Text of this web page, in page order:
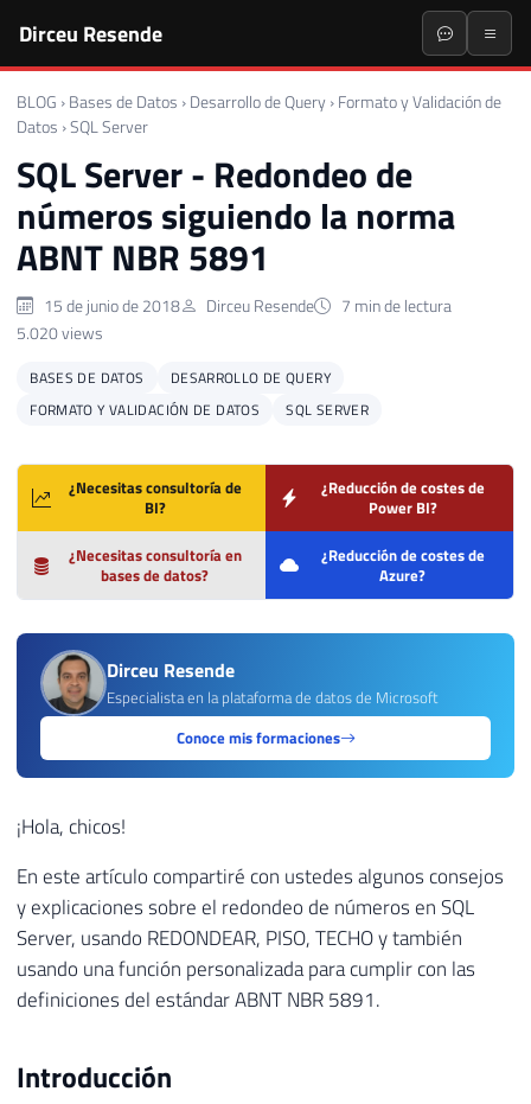
Dirceu Resende
BLOG › Bases de Datos › Desarrollo de Query › Formato y Validación de
Datos ›SQL Server
SQL Server - Redondeo de
números siguiendo la norma
ABNT NBR 5891
15 de junio de 2018 Dirceu Resende
7 min de lectura
5.020 views
BASES DE DATOS
DESARROLLO DE QUERY
FORMATO Y VALIDACIÓN DE DATOS
SQL SERVER
¿Necesitas consultoría de
BI?
¿Reducción de costes de
Power BI?
¿Necesitas consultoría en
bases de datos?
¿Reducción de costes de
Azure?
Dirceu Resende
Especialista en la plataforma de datos de Microsoft
Conoce mis formaciones
¡Hola, chicos!
En este artículo compartiré con ustedes algunos consejos
y explicaciones sobre el redondeo de números en SQL
Server, usando REDONDEAR, PISO, TECHO y también
usando una función personalizada para cumplir con las
definiciones del estándar ABNT NBR 5891.
Introducción